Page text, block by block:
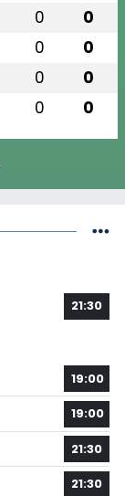
0 0
0 0
0 0
0 0
21:30
19:00
19:00
21:30
21:30